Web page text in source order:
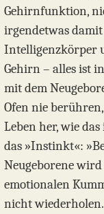
Gehirnfunktion,
irgendetwas
Intelligenzkörper
Gehirn – alles ist
mit dem
Ofen nie
Leben her, wie
das »Instinkt«:
Neugeborene
emotionalen
nicht